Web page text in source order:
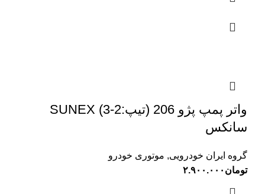
واتر پمپ پژو 206 (تیپ:2-3) SUNEX
سانکس
گروه ایران خودرویی, موتوری خودرو
تومان ۲.۹۰۰.۰۰۰